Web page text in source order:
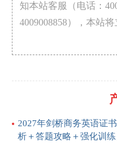
知本站客服（电话：
4009008858），本站
2027年剑桥商务英语证
析＋答题攻略＋强化训